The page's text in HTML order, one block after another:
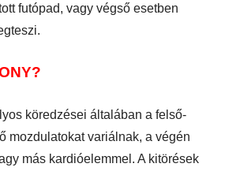
futópad, vagy végső esetben
köredzései általában a felső-
mozdulatokat variálnak, a végén
más kardióelemmel. A kitörések